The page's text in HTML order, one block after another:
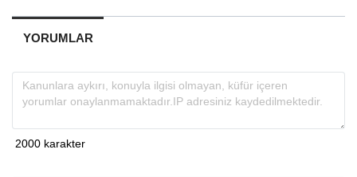
YORUMLAR